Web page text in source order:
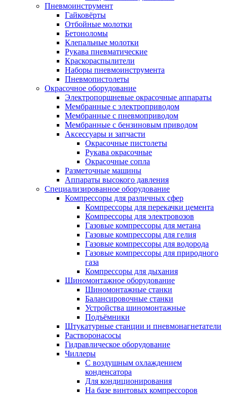
Пневмоинструмент
Гайковёрты
Отбойные молотки
Бетоноломы
Клепальные молотки
Рукава пневматические
Краскораспылители
Наборы пневмоинструмента
Пневмопистолеты
Окрасочное оборудование
Электропоршневые окрасочные аппараты
Мембранные с электроприводом
Мембранные с пневмоприводом
Мембранные с бензиновым приводом
Аксессуары и запчасти
Окрасочные пистолеты
Рукава окрасочные
Окрасочные сопла
Разметочные машины
Аппараты высокого давления
Специализированное оборудование
Компрессоры для различных сфер
Компрессоры для перекачки цемента
Компрессоры для электровозов
Газовые компрессоры для метана
Газовые компрессоры для гелия
Газовые компрессоры для водорода
Газовые компрессоры для природного
газа
Компрессоры для дыхания
Шиномонтажное оборудование
Шиномонтажные станки
Балансировочные станки
Устройства шиномонтажные
Подъёмники
Штукатурные станции и пневмонагнетатели
Растворонасосы
Гидравлическое оборудование
Чиллеры
С воздушным охлаждением
конденсатора
Для кондиционирования
На базе винтовых компрессоров